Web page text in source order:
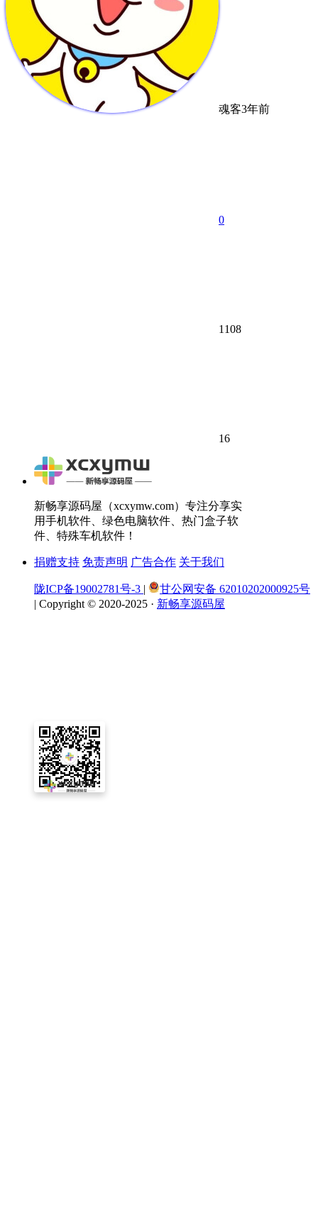
魂客3年前
0
1108
16
新畅享源码屋（xcxymw.com）专注分享实
用手机软件、绿色电脑软件、热门盒子软
件、特殊车机软件！
捐赠支持 免责声明 广告合作 关于我们
陇ICP备19002781号-3 |
甘公网安备 62010202000925号
| Copyright © 2020-2025 · 新畅享源码屋